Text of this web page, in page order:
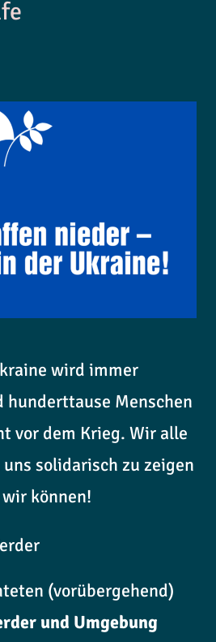
wird immer
hunderttause Menschen
vor dem Krieg. Wir alle
solidarisch zu zeigen
können!
(vorübergehend)
und Umgebung